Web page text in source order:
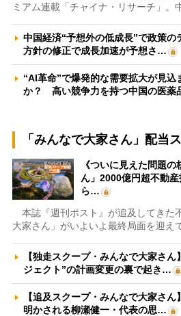
ミアム連載「チャイナ・リサーチ」。
中国経済“予想外の低成長”で政策
方針の修正で成長加速が予想さ…
“AI革命”で爆発的な需要拡大が見込
か？ 高い競争力を持つ中国の医薬
「みんなで大家さん」配当
《ついに見えた問題
ん」2000億円超不動
ら…
本誌『週刊ポスト』が追及してきた
大家さん」がいよいよ最終局面を迎え
【独走スクープ・みんなで大家さ
ジェクト”の計画変更の裏で起き…
【追及スクープ・みんなで大家さ
明かされる柳瀬健一・代表の思…